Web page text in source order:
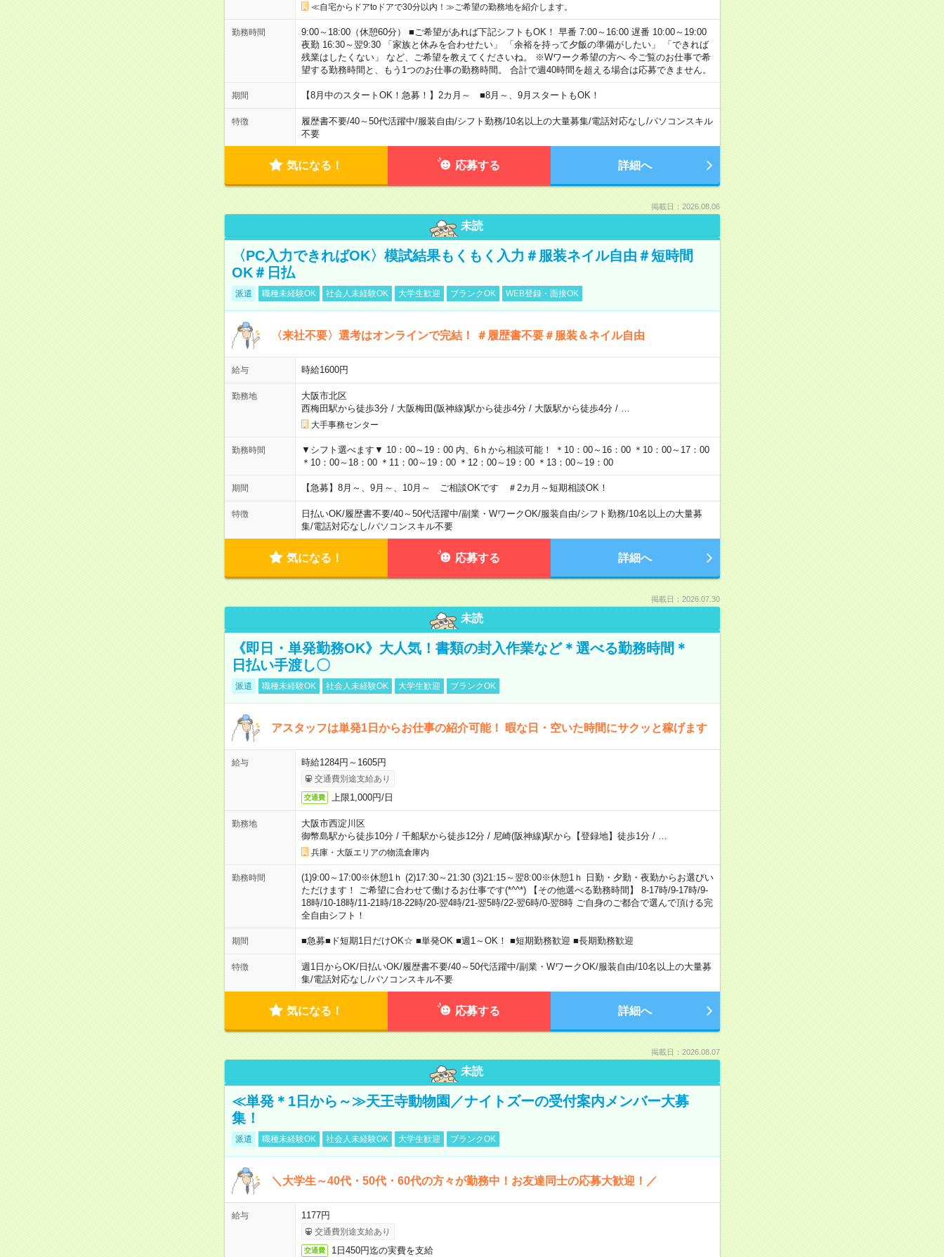
≪自宅からドアtoドアで30分以内！≫ご希望の勤務地を紹介します。
勤務時間
9:00～18:00（休憩60分） ■ご希望があれば下記シフトもOK！ 早番 7:00～16:00 遅番 10:00～19:00
夜勤 16:30～翌9:30 「家族と休みを合わせたい」 「余裕を持って夕飯の準備がしたい」 「できれば
残業はしたくない」 など、ご希望を教えてくださいね。 ※Wワーク希望の方へ 今ご覧のお仕事で希
望する勤務時間と、もう1つのお仕事の勤務時間。 合計で週40時間を超える場合は応募できません。
期間 【8月中のスタートOK！急募！】2カ月～ ■8月～、9月スタートもOK！
特徴 履歴書不要/40～50代活躍中/服装自由/シフト勤務/10名以上の大量募集/電話対応なし/パソコンスキル
不要
気になる！ 応募する 詳細へ
掲載日：2026.08.06
未読
〈PC入力できればOK〉模試結果もくもく入力＃服装ネイル自由＃短時間
OK＃日払
派遣 職種未経験OK 社会人未経験OK 大学生歓迎 ブランクOK WEB登録・面接OK
〈来社不要〉選考はオンラインで完結！ ＃履歴書不要＃服装＆ネイル自由
給与 時給1600円
勤務地
大阪市北区
西梅田駅から徒歩3分/ 大阪梅田(阪神線)駅から徒歩4分/ 大阪駅から徒歩4分/
大手事務センター
勤務時間
▼シフト選べます▼ 10：00～19：00 内、6ｈから相談可能！ ＊10：00～16：00 ＊10：00～17：00
＊10：00～18：00 ＊11：00～19：00 ＊12：00～19：00 ＊13：00～19：00
期間 【急募】8月～、9月～、10月～ ご相談OKです ＃2カ月～短期相談OK！
特徴 日払いOK/履歴書不要/40～50代活躍中/副業・WワークOK/服装自由/シフト勤務/10名以上の大量募
集/電話対応なし/パソコンスキル不要
気になる！ 応募する 詳細へ
掲載日：2026.07.30
未読
《即日・単発勤務OK》大人気！書類の封入作業など＊選べる勤務時間＊
日払い手渡し〇
派遣 職種未経験OK 社会人未経験OK 大学生歓迎 ブランクOK
アスタッフは単発1日からお仕事の紹介可能！ 暇な日・空いた時間にサクッと稼げます
給与 時給1284円～1605円
交通費別途支給あり
交通費 上限1,000円/日
勤務地
大阪市西淀川区
御幣島駅から徒歩10分/ 千船駅から徒歩12分/ 尼崎(阪神線)駅から【登録地】徒歩1分/
兵庫・大阪エリアの物流倉庫内
勤務時間
(1)9:00～17:00※休憩1ｈ (2)17:30～21:30 (3)21:15～翌8:00※休憩1ｈ 日勤・夕勤・夜勤からお選びい
ただけます！ ご希望に合わせて働けるお仕事です(*^^*) 【その他選べる勤務時間】 8-17時/9-17時/9-
18時/10-18時/11-21時/18-22時/20-翌4時/21-翌5時/22-翌6時/0-翌8時 ご自身のご都合で選んで頂ける完
全自由シフト！
期間 ■急募■ド短期1日だけOK☆ ■単発OK ■週1～OK！ ■短期勤務歓迎 ■長期勤務歓迎
特徴 週1日からOK/日払いOK/履歴書不要/40～50代活躍中/副業・WワークOK/服装自由/10名以上の大量募
集/電話対応なし/パソコンスキル不要
気になる！ 応募する 詳細へ
掲載日：2026.08.07
未読
≪単発＊1日から～≫天王寺動物園／ナイトズーの受付案内メンバー大募
集！
派遣 職種未経験OK 社会人未経験OK 大学生歓迎 ブランクOK
＼大学生～40代・50代・60代の方々が勤務中！お友達同士の応募大歓迎！／
給与 1177円
交通費別途支給あり
交通費 1日450円迄の実費を支給